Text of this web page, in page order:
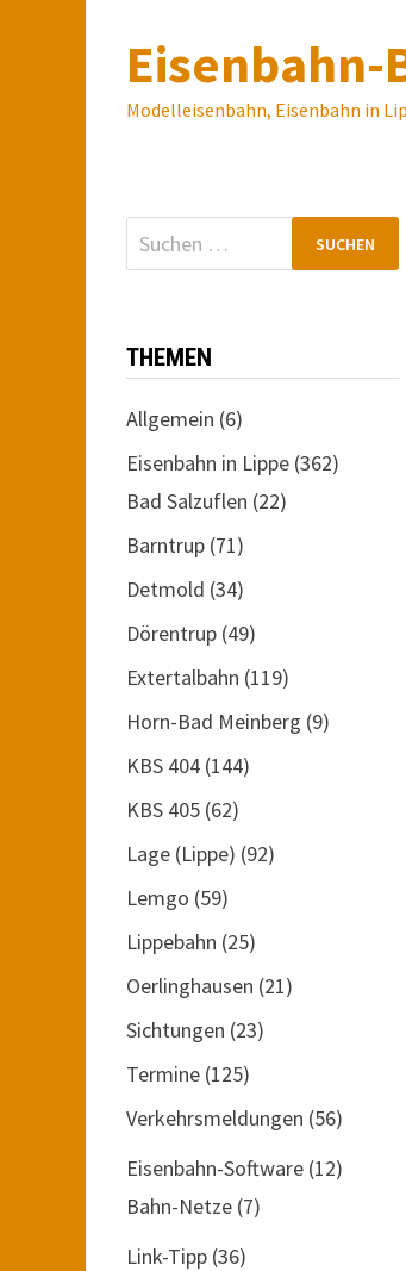
Inhalt
springenEisenbahn-
Modelleisenbahn, Eisenbahn in
Suchen
nach:
THEMEN
Allgemein (6)
Eisenbahn in Lippe (362)
Bad Salzuflen (22)
Barntrup (71)
Detmold (34)
Dörentrup (49)
Extertalbahn (119)
Horn-Bad Meinberg (9)
KBS 404 (144)
KBS 405 (62)
Lage (Lippe) (92)
Lemgo (59)
Lippebahn (25)
Oerlinghausen (21)
Sichtungen (23)
Termine (125)
Verkehrsmeldungen (56)
Eisenbahn-Software (12)
Bahn-Netze (7)
Link-Tipp (36)